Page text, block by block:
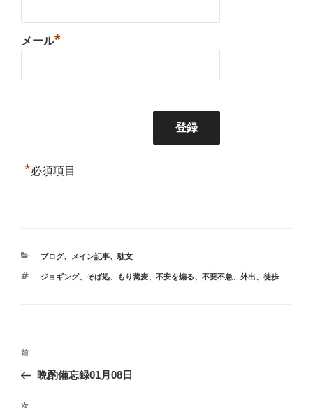
メール*
*必須項目
カ
ゴ
ブログ、 メイン記事、 駄文
タ
ジョギング、 そば処、 もり蕎麦、 不安を煽る、 不要不急、 外出、 徒歩
投
ナ
ビ
前
の
稿
前
晩酌備忘録01月08日
次